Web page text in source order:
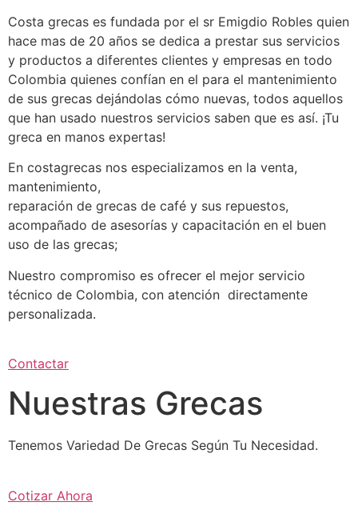
Costa grecas es fundada por el sr Emigdio Robles quien
hace mas de 20 años se dedica a prestar sus servicios
y productos a diferentes clientes y empresas en todo
Colombia quienes confían en el para el mantenimiento
de sus grecas dejándolas cómo nuevas, todos aquellos
que han usado nuestros servicios saben que es así. ¡Tu
greca en manos expertas!
En costagrecas nos especializamos en la venta,
mantenimiento,
reparación de grecas de café y sus repuestos,
acompañado de asesorías y capacitación en el buen
uso de las grecas;
Nuestro compromiso es ofrecer el mejor servicio
técnico de Colombia, con atención directamente
personalizada.
Contactar
Nuestras Grecas
Tenemos Variedad De Grecas Según Tu Necesidad.
Cotizar Ahora